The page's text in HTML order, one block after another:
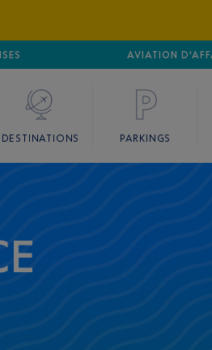
AVIATION
AÉROPORT CANNES MANDELIEU
DESTINATIONS PARKINGS